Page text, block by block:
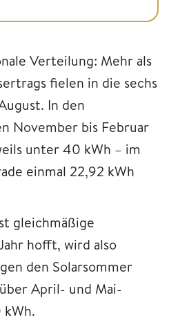
Verteilung: Mehr als
fielen in die sechs
In den
November bis Februar
unter 40 kWh – im
einmal 22,92 kWh
gleichmäßige
hofft, wird also
den Solarsommer
April- und Mai-